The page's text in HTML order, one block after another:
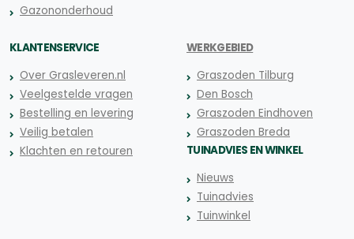
Gazononderhoud
KLANTENSERVICE
Over Grasleveren.nl
Veelgestelde vragen
Bestelling en levering
Veilig betalen
Klachten en retouren
WERKGEBIED
Graszoden Tilburg
Den Bosch
Graszoden Eindhoven
Graszoden Breda
TUINADVIES EN WINKEL
Nieuws
Tuinadvies
Tuinwinkel